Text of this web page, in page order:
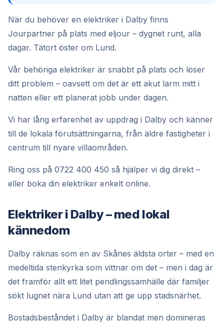
När du behöver en elektriker i Dalby finns
Jourpartner på plats med eljour – dygnet runt, alla
dagar. Tätort öster om Lund.
Vår behöriga elektriker är snabbt på plats och löser
ditt problem – oavsett om det är ett akut larm mitt i
natten eller ett planerat jobb under dagen.
Vi har lång erfarenhet av uppdrag i Dalby och känner
till de lokala förutsättningarna, från äldre fastigheter i
centrum till nyare villaområden.
Ring oss på 0722 400 450 så hjälper vi dig direkt –
eller boka din elektriker enkelt online.
Elektriker i Dalby – med lokal
kännedom
Dalby räknas som en av Skånes äldsta orter – med en
medeltida stenkyrka som vittnar om det – men i dag är
det framför allt ett litet pendlingssamhälle där familjer
sökt lugnet nära Lund utan att ge upp stadsnärhet.
Bostadsbeståndet i Dalby är blandat men domineras